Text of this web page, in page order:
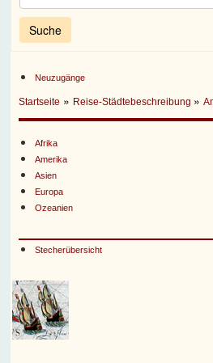
Neuzugänge
Startseite » Reise-Städtebeschreibung »
Afrika
Amerika
Asien
Europa
Ozeanien
Stecherübersicht